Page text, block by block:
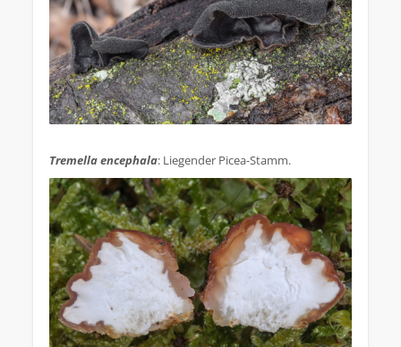
Tremella encephala: Liegender Picea-Stamm.